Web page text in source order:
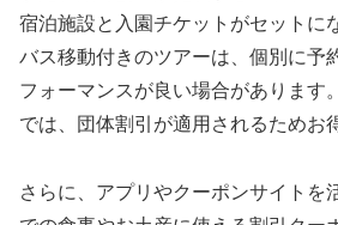
宿泊施設と入園チケットがセットに
バス移動付きのツアーは、個別に予
フォーマンスが良い場合があります
では、団体割引が適用されるためお
さらに、アプリやクーポンサイトを